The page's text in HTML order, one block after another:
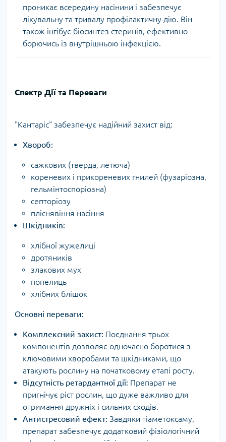
проникає всередину насінини і забезпечує
лікувальну та тривалу профілактичну дію. Він
також інгібує біосинтез стеринів, ефективно
борючись із внутрішньою інфекцією.
Спектр Дії та Переваги
"Кантаріс" забезпечує надійний захист від:
Хвороб:
сажкових (тверда, летюча)
кореневих і прикореневих гнилей (фузаріозна,
гельмінтоспоріозна)
септоріозу
пліснявіння насіння
Шкідників:
хлібної жужелиці
дротяників
злакових мух
попелиць
хлібних блішок
Основні переваги:
Комплексний захист: Поєднання трьох
компонентів дозволяє одночасно боротися з
ключовими хворобами та шкідниками, що
атакують рослину на початковому етапі росту.
Відсутність ретардантної дії: Препарат не
пригнічує ріст рослин, що дуже важливо для
отримання дружніх і сильних сходів.
Антистресовий ефект: Завдяки тіаметоксаму,
препарат забезпечує додатковий фізіологічний